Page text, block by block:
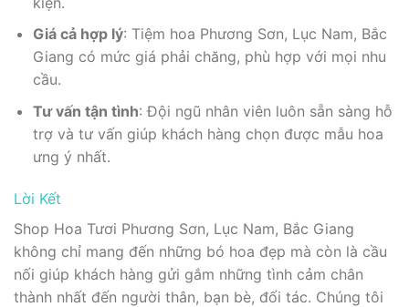
Giá cả hợp lý: Tiệm hoa Phương Sơn, Lục Nam, Bắc
Giang có mức giá phải chăng, phù hợp với mọi nhu
cầu.
Tư vấn tận tình: Đội ngũ nhân viên luôn sẵn sàng hỗ
trợ và tư vấn giúp khách hàng chọn được mẫu hoa
ưng ý nhất.
Lời Kết
Shop Hoa Tươi Phương Sơn, Lục Nam, Bắc Giang
không chỉ mang đến những bó hoa đẹp mà còn là cầu
nối giúp khách hàng gửi gắm những tình cảm chân
thành nhất đến người thân, bạn bè, đối tác. Chúng tôi